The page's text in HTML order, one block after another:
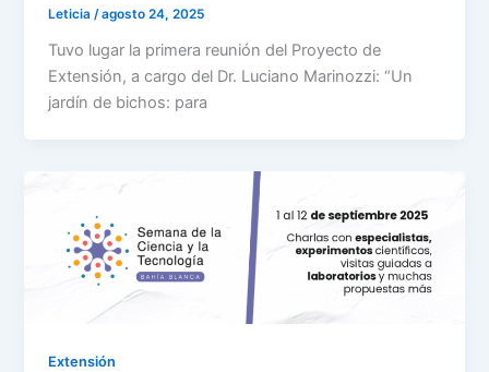
Leticia/agosto 24, 2025
Tuvo lugar la primera reunión del Proyecto de
Extensión, a cargo del Dr. Luciano Marinozzi: “Un
jardín de bichos: para
Extensión